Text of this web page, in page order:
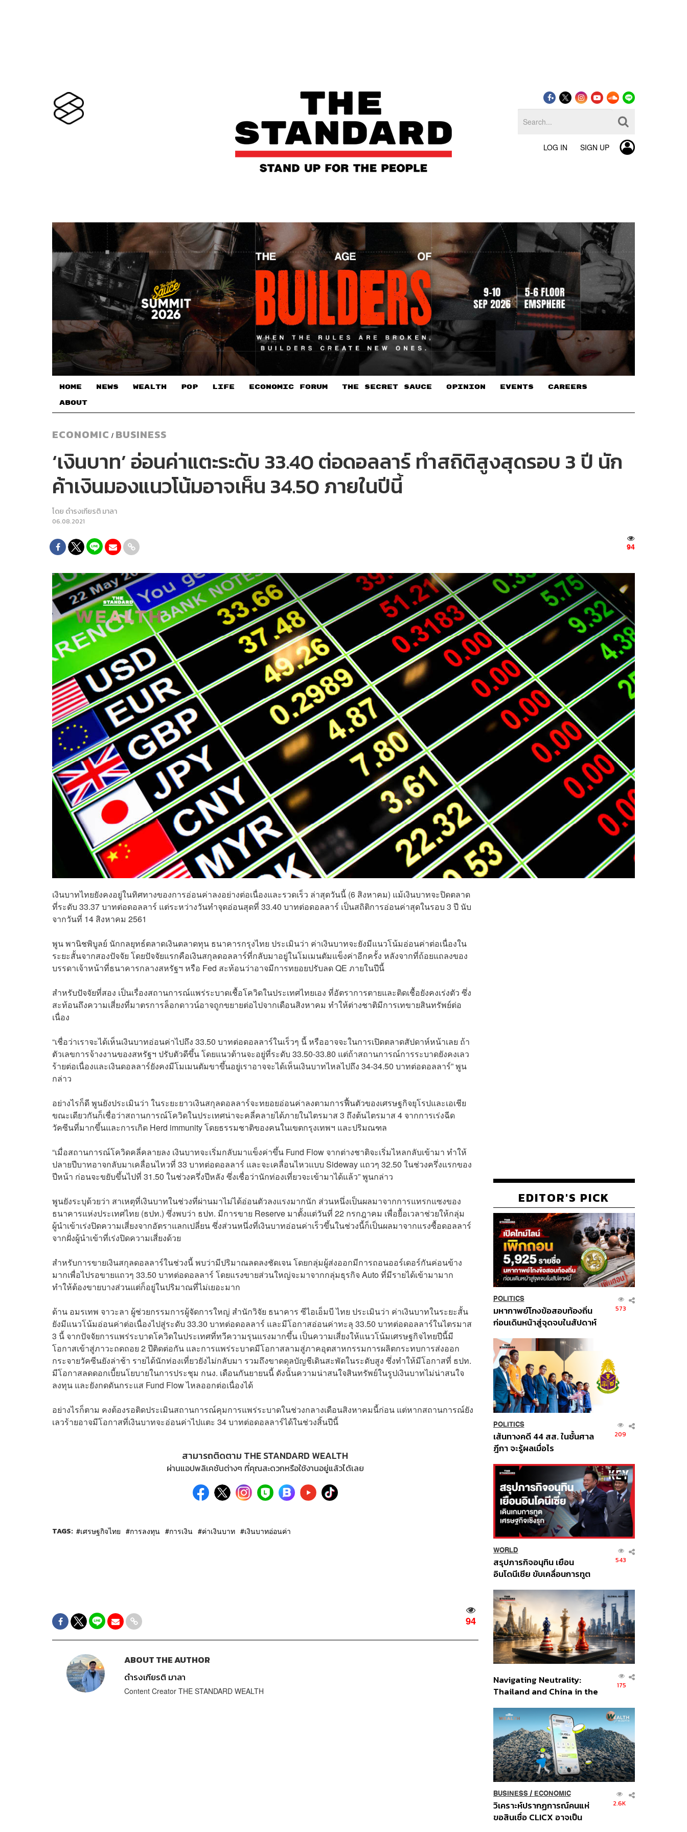
LOG IN SIGN UP
HOME NEWS WEALTH POP LIFE ECONOMIC FORUM THE SECRET SAUCE​ OPINION EVENTS CAREERS
ABOUT
ECONOMIC / BUSINESS
‘เงินบาท’ อ่อนค่าแตะระดับ 33.40 ต่อดอลลาร์ ทำสถิติสูงสุดรอบ 3 ปี นัก
ค้าเงินมองแนวโน้มอาจเห็น 34.50 ภายในปีนี้
โดย ดำรงเกียรติ มาลา
06.08.2021
94
เงินบาทไทยยังคงอยู่ในทิศทางของการอ่อนค่าลงอย่างต่อเนื่องและรวดเร็ว ล่าสุดวันนี้ (6 สิงหาคม) แม้เงินบาทจะปิดตลาด
ที่ระดับ 33.37 บาทต่อดอลลาร์ แต่ระหว่างวันทำจุดอ่อนสุดที่ 33.40 บาทต่อดอลลาร์ เป็นสถิติการอ่อนค่าสุดในรอบ 3 ปี นับ
จากวันที่ 14 สิงหาคม 2561
พูน พานิชพิบูลย์ นักกลยุทธ์ตลาดเงินตลาดทุน ธนาคารกรุงไทย ประเมินว่า ค่าเงินบาทจะยังมีแนวโน้มอ่อนค่าต่อเนื่องใน
ระยะสั้นจากสองปัจจัย โดยปัจจัยแรกคือเงินสกุลดอลลาร์ที่กลับมาอยู่ในโมเมนตัมแข็งค่าอีกครั้ง หลังจากที่ถ้อยแถลงของ
บรรดาเจ้าหน้าที่ธนาคารกลางสหรัฐฯ หรือ Fed สะท้อนว่าอาจมีการทยอยปรับลด QE ภายในปีนี้
สำหรับปัจจัยที่สอง เป็นเรื่องสถานการณ์แพร่ระบาดเชื้อโควิดในประเทศไทยเอง ที่อัตราการตายและติดเชื้อยังคงเร่งตัว ซึ่ง
สะท้อนถึงความเสี่ยงที่มาตรการล็อกดาวน์อาจถูกขยายต่อไปจากเดือนสิงหาคม ทำให้ต่างชาติมีการเทขายสินทรัพย์ต่อ
เนื่อง
“เชื่อว่าเราจะได้เห็นเงินบาทอ่อนค่าไปถึง 33.50 บาทต่อดอลลาร์ในเร็วๆ นี้ หรืออาจจะในการเปิดตลาดสัปดาห์หน้าเลย ถ้า
ตัวเลขการจ้างงานของสหรัฐฯ ปรับตัวดีขึ้น โดยแนวต้านจะอยู่ที่ระดับ 33.50-33.80 แต่ถ้าสถานการณ์การระบาดยังคงเลว
ร้ายต่อเนื่องและเงินดอลลาร์ยังคงมีโมเมนตัมขาขึ้นอยู่เราอาจจะได้เห็นเงินบาทไหลไปถึง 34-34.50 บาทต่อดอลลาร์” พูน
กล่าว
อย่างไรก็ดี พูนยังประเมินว่า ในระยะยาวเงินสกุลดอลลาร์จะทยอยอ่อนค่าลงตามการฟื้นตัวของเศรษฐกิจยุโรปและเอเชีย
ขณะเดียวกันก็เชื่อว่าสถานการณ์โควิดในประเทศน่าจะคลี่คลายได้ภายในไตรมาส 3 ถึงต้นไตรมาส 4 จากการเร่งฉีด
วัคซีนที่มากขึ้นและการเกิด Herd immunity โดยธรรมชาติของคนในเขตกรุงเทพฯ และปริมณฑล
“เมื่อสถานการณ์โควิดคลี่คลายลง เงินบาทจะเริ่มกลับมาแข็งค่าขึ้น Fund Flow จากต่างชาติจะเริ่มไหลกลับเข้ามา ทำให้
ปลายปีบาทอาจกลับมาเคลื่อนไหวที่ 33 บาทต่อดอลลาร์ และจะเคลื่อนไหวแบบ Sideway แถวๆ 32.50 ในช่วงครึ่งแรกของ
ปีหน้า ก่อนจะขยับขึ้นไปที่ 31.50 ในช่วงครึ่งปีหลัง ซึ่งเชื่อว่านักท่องเที่ยวจะเข้ามาได้แล้ว” พูนกล่าว
พูนยังระบุด้วยว่า สาเหตุที่เงินบาทในช่วงที่ผ่านมาไม่ได้อ่อนตัวลงแรงมากนัก ส่วนหนึ่งเป็นผลมาจากการแทรกแซงของ
ธนาคารแห่งประเทศไทย (ธปท.) ซึ่งพบว่า ธปท. มีการขาย Reserve มาตั้งแต่วันที่ 22 กรกฎาคม เพื่อยื้อเวลาช่วยให้กลุ่ม
ผู้นำเข้าเร่งปิดความเสี่ยงจากอัตราแลกเปลี่ยน ซึ่งส่วนหนึ่งที่เงินบาทอ่อนค่าเร็วขึ้นในช่วงนี้ก็เป็นผลมาจากแรงซื้อดอลลาร์
จากฝั่งผู้นำเข้าที่เร่งปิดความเสี่ยงด้วย
สำหรับการขายเงินสกุลดอลลาร์ในช่วงนี้ พบว่ามีปริมาณลดลงชัดเจน โดยกลุ่มผู้ส่งออกมีการถอนออร์เดอร์กันค่อนข้าง
มากเพื่อไปรอขายแถวๆ 33.50 บาทต่อดอลลาร์ โดยแรงขายส่วนใหญ่จะมาจากกลุ่มธุรกิจ Auto ที่มีรายได้เข้ามามาก
ทำให้ต้องขายบางส่วนแต่ก็อยู่ในปริมาณที่ไม่เยอะมาก
ด้าน อมรเทพ จาวะลา ผู้ช่วยกรรมการผู้จัดการใหญ่ สำนักวิจัย ธนาคาร ซีไอเอ็มบี ไทย ประเมินว่า ค่าเงินบาทในระยะสั้น
ยังมีแนวโน้มอ่อนค่าต่อเนื่องไปสู่ระดับ 33.30 บาทต่อดอลลาร์ และมีโอกาสอ่อนค่าทะลุ 33.50 บาทต่อดอลลาร์ในไตรมาส
3 นี้ จากปัจจัยการแพร่ระบาดโควิดในประเทศที่ทวีความรุนแรงมากขึ้น เป็นความเสี่ยงให้แนวโน้มเศรษฐกิจไทยปีนี้มี
โอกาสเข้าสู่ภาวะถดถอย 2 ปีติดต่อกัน และการแพร่ระบาดมีโอกาสลามสู่ภาคอุตสาหกรรมการผลิตกระทบการส่งออก
กระจายวัคซีนยังล่าช้า รายได้นักท่องเที่ยวยังไม่กลับมา รวมถึงขาดดุลบัญชีเดินสะพัดในระดับสูง ซึ่งทำให้มีโอกาสที่ ธปท.
มีโอกาสลดดอกเบี้ยนโยบายในการประชุม กนง. เดือนกันยายนนี้ ดังนั้นความน่าสนใจสินทรัพย์ในรูปเงินบาทไม่น่าสนใจ
ลงทุน และยังกดดันกระแส Fund Flow ไหลออกต่อเนื่องได้
อย่างไรก็ตาม คงต้องรอติดประเมินสถานการณ์คุมการแพร่ระบาดในช่วงกลางเดือนสิงหาคมนี้ก่อน แต่หากสถานการณ์ยัง
เลวร้ายอาจมีโอกาสที่เงินบาทจะอ่อนค่าไปแตะ 34 บาทต่อดอลลาร์ได้ในช่วงสิ้นปีนี้
สามารถติดตาม THE STANDARD WEALTH
ผ่านแอปพลิเคชันต่างๆ ที่คุณสะดวกหรือใช้งานอยู่แล้วได้เลย
TAGS: เศรษฐกิจไทย การลงทุน การเงิน ค่าเงินบาท เงินบาทอ่อนค่า
94
ABOUT THE AUTHOR
ดำรงเกียรติ มาลา
Content Creator THE STANDARD WEALTH
EDITOR'S PICK
POLITICS
มหากาพย์โกงข้อสอบท้องถิ่น
ก่อนเดินหน้าสู่จุดจบในสัปดาห์
573
POLITICS
เส้นทางคดี 44 สส. ในชั้นศาล
ฎีกา จะรู้ผลเมื่อไร
209
WORLD
สรุปภารกิจอนุทิน เยือน
อินโดนีเซีย ขับเคลื่อนการทูต
ส่วนยุทธศาสตร์ไทย –
อินโดนีเซีย
543
Navigating Neutrality:
Thailand and China in the
Order
175
BUSINESS/ ECONOMIC
วิเคราะห์ปรากฏการณ์คนแห่
ขอสินเชื่อ CLICX อาจเป็น
2.6K